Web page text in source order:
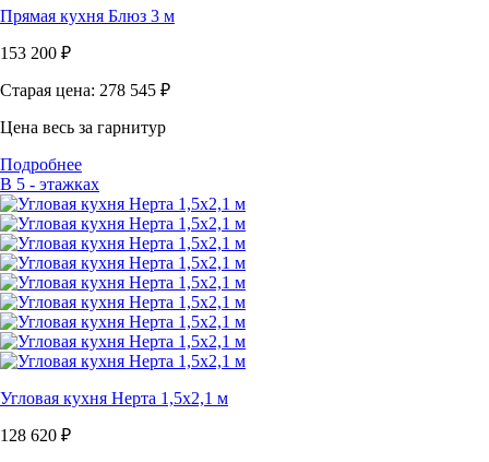
Прямая кухня Блюз 3 м
153 200 ₽
Старая цена: 278 545 ₽
Цена весь за гарнитур
Подробнее
В 5 - этажках
Угловая кухня Нерта 1,5х2,1 м
128 620 ₽